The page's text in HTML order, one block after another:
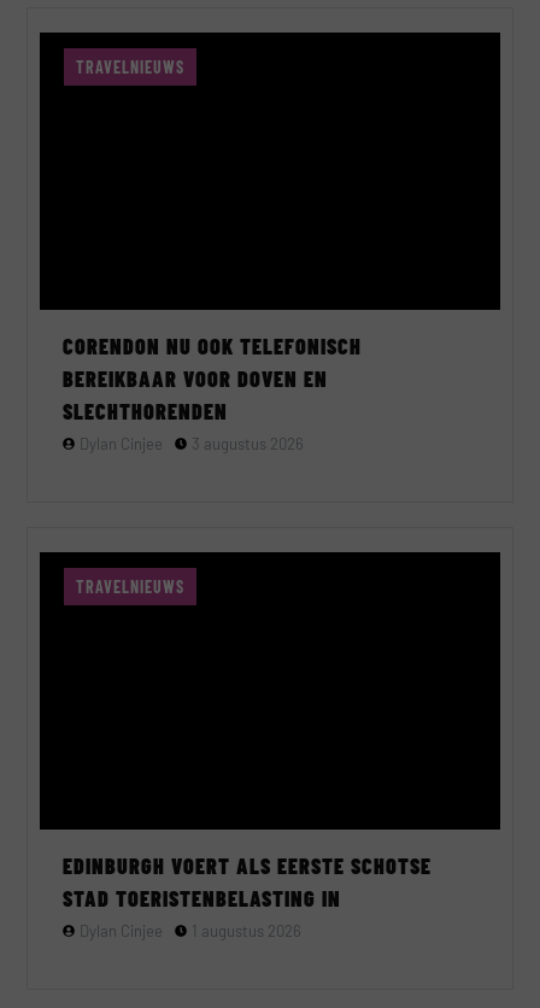
TRAVELNIEUWS
CORENDON NU OOK TELEFONISCH
BEREIKBAAR VOOR DOVEN EN
SLECHTHORENDEN
Dylan Cinjee 3 augustus 2026
TRAVELNIEUWS
EDINBURGH VOERT ALS EERSTE SCHOTSE
STAD TOERISTENBELASTING IN
Dylan Cinjee 1 augustus 2026